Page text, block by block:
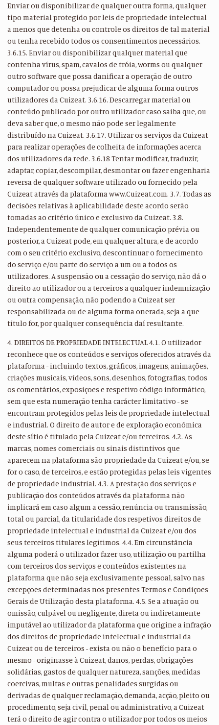
Enviar ou disponibilizar de qualquer outra forma, qualquer
tipo material protegido por leis de propriedade intelectual
a menos que detenha ou controle os direitos de tal material
ou tenha recebido todos os consentimentos necessários.
3.6.15. Enviar ou disponibilizar qualquer material que
contenha vírus, spam, cavalos de tróia, worms ou qualquer
outro software que possa danificar a operação de outro
computador ou possa prejudicar de alguma forma outros
utilizadores da Cuizeat. 3.6.16. Descarregar material ou
conteúdo publicado por outro utilizador caso saiba que, ou
deva saber que, o mesmo não pode ser legalmente
distribuído na Cuizeat. 3.6.17. Utilizar os serviços da Cuizeat
para realizar operações de colheita de informações acerca
dos utilizadores da rede. 3.6.18 Tentar modificar, traduzir,
adaptar, copiar, descompilar, desmontar ou fazer engenharia
reversa de qualquer software utilizado ou fornecido pela
Cuizeat através da plataforma www.Cuizeat.com. 3.7. Todas as
decisões relativas à aplicabilidade deste acordo serão
tomadas ao critério único e exclusivo da Cuizeat. 3.8.
Independentemente de qualquer comunicação prévia ou
posterior, a Cuizeat pode, em qualquer altura, e de acordo
com o seu critério exclusivo, descontinuar o fornecimento
do serviço e/ou parte do serviço a um ou a todos os
utilizadores. A suspensão ou a cessação do serviço, não dá o
direito ao utilizador ou a terceiros a qualquer indemnização
ou outra compensação, não podendo a Cuizeat ser
responsabilizada ou de alguma forma onerada, seja a que
título for, por qualquer consequência daí resultante.
4. DIREITOS DE PROPRIEDADE INTELECTUAL 4.1. O utilizador
reconhece que os conteúdos e serviços oferecidos através da
plataforma - incluindo textos, gráficos, imagens, animações,
criações musicais, vídeos, sons, desenhos, fotografias, todos
os comentários, exposições e respetivo código informático,
sem que esta numeração tenha carácter limitativo - se
encontram protegidos pelas leis de propriedade intelectual
e industrial. O direito de autor e de exploração económica
deste sítio é titulado pela Cuizeat e/ou terceiros. 4.2. As
marcas, nomes comerciais ou sinais distintivos que
aparecem na plataforma são propriedade da Cuizeat e/ou, se
for o caso, de terceiros, e estão protegidas pelas leis vigentes
de propriedade industrial. 4.3. A prestação dos serviços e
publicação dos conteúdos através da plataforma não
implicará em caso algum a cessão, renúncia ou transmissão,
total ou parcial, da titularidade dos respetivos direitos de
propriedade intelectual e industrial da Cuizeat e/ou dos
seus terceiros titulares legítimos. 4.4. Em circunstância
alguma poderá o utilizador fazer uso, utilização ou partilha
com terceiros dos serviços e conteúdos existentes na
plataforma que não seja exclusivamente pessoal, salvo nas
excepções determinadas nos presentes Termos e Condições
Gerais de Utilização desta plataforma. 4.5. Se a atuação ou
omissão, culpável ou negligente, direta ou indiretamente
imputável ao utilizador da plataforma que origine a infração
dos direitos de propriedade intelectual e industrial da
Cuizeat ou de terceiros - exista ou não o benefício para o
mesmo - originasse à Cuizeat, danos, perdas, obrigações
solidárias, gastos de qualquer natureza, sanções, medidas
coercivas, multas e outras penalidades surgidas ou
derivadas de qualquer reclamação, demanda, acção, pleito ou
procedimento, seja civil, penal ou administrativo, a Cuizeat
terá o direito de agir contra o utilizador por todos os meios